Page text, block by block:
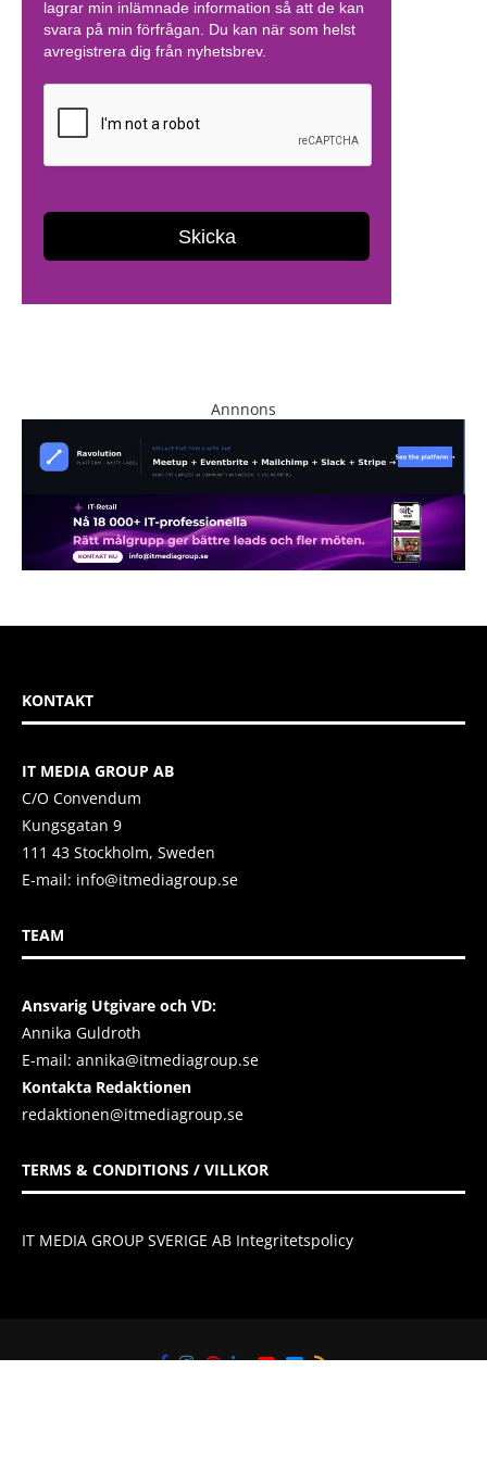
Annnons
KONTAKT
IT MEDIA GROUP AB
C/O Convendum
Kungsgatan 9
111 43 Stockholm, Sweden
E-mail: info@itmediagroup.se
TEAM
Ansvarig Utgivare och VD:
Annika Guldroth
E-mail: annika@itmediagroup.se
Kontakta Redaktionen
redaktionen@itmediagroup.se
TERMS & CONDITIONS / VILLKOR
IT MEDIA GROUP SVERIGE AB Integritetspolicy